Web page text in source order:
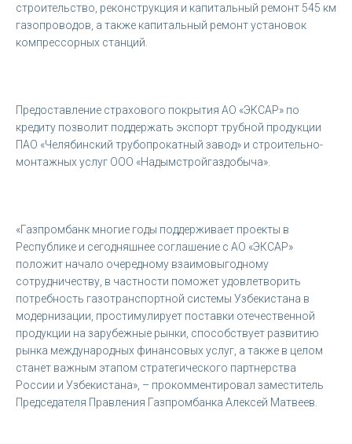
строительство, реконструкция и капитальный ремонт 545 км
газопроводов, а также капитальный ремонт установок
компрессорных станций.
Предоставление страхового покрытия АО «ЭКСАР» по
кредиту позволит поддержать экспорт трубной продукции
ПАО «Челябинский трубопрокатный завод» и строительно-
монтажных услуг ООО «Надымстройгаздобыча».
«Газпромбанк многие годы поддерживает проекты в
Республике и сегодняшнее соглашение с АО «ЭКСАР»
положит начало очередному взаимовыгодному
сотрудничеству, в частности поможет удовлетворить
потребность газотранспортной системы Узбекистана в
модернизации, простимулирует поставки отечественной
продукции на зарубежные рынки, способствует развитию
рынка международных финансовых услуг, а также в целом
станет важным этапом стратегического партнерства
России и Узбекистана», – прокомментировал заместитель
Председателя Правления Газпромбанка Алексей Матвеев.